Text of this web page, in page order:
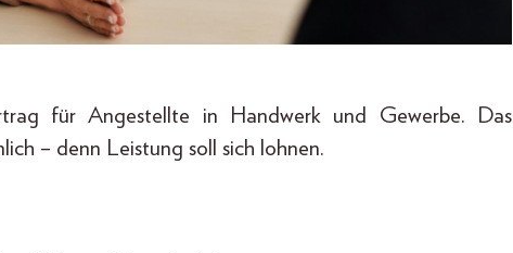
für Angestellte in Handwerk und Gewerbe. Das
– denn Leistung soll sich lohnen.